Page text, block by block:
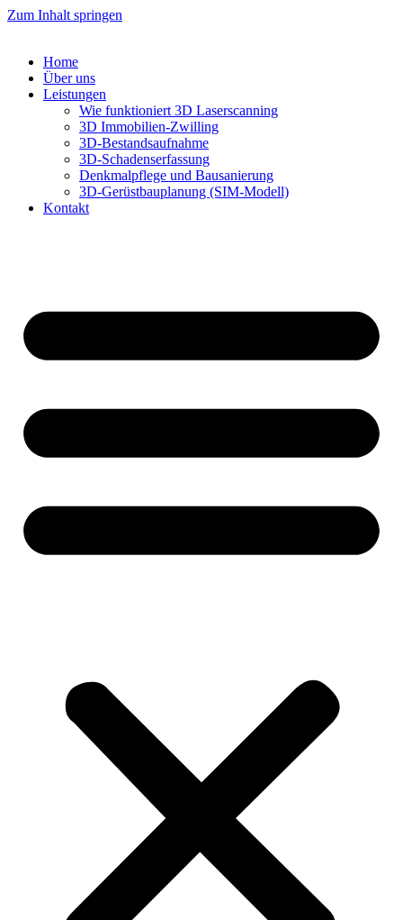
Zum Inhalt springen
Home
Über uns
Leistungen
Wie funktioniert 3D Laserscanning
3D Immobilien-Zwilling
3D-Bestandsaufnahme
3D-Schadenserfassung
Denkmalpflege und Bausanierung
3D-Gerüstbauplanung (SIM-Modell)
Kontakt